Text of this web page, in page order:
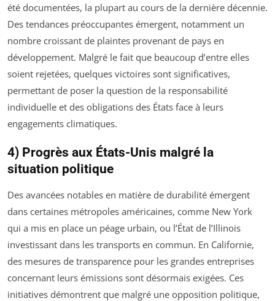
été documentées, la plupart au cours de la dernière décennie.
Des tendances préoccupantes émergent, notamment un
nombre croissant de plaintes provenant de pays en
développement. Malgré le fait que beaucoup d’entre elles
soient rejetées, quelques victoires sont significatives,
permettant de poser la question de la responsabilité
individuelle et des obligations des États face à leurs
engagements climatiques.
4) Progrès aux États-Unis malgré la
situation politique
Des avancées notables en matière de durabilité émergent
dans certaines métropoles américaines, comme New York
qui a mis en place un péage urbain, ou l’État de l’Illinois
investissant dans les transports en commun. En Californie,
des mesures de transparence pour les grandes entreprises
concernant leurs émissions sont désormais exigées. Ces
initiatives démontrent que malgré une opposition politique,